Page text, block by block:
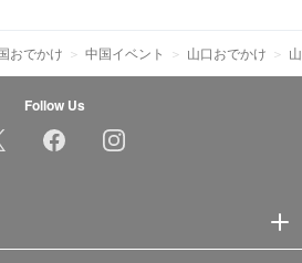
おでかけ 中国イベント 山口おでかけ
Follow Us